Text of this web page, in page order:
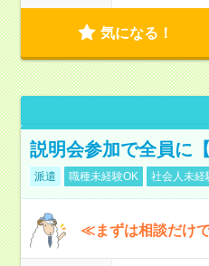
気になる！
説明会参加で全員に
派遣 職種未経験OK 社会人未経
≪まずは相談だけ